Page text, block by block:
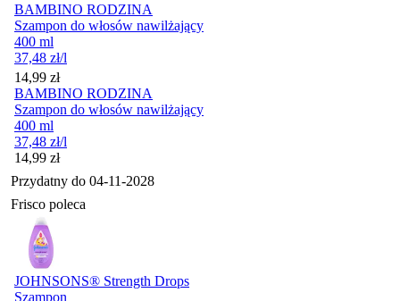
BAMBINO RODZINA
Szampon do włosów nawilżający
400 ml
37,48 zł/l
Cena
14,99 zł
BAMBINO RODZINA
Szampon do włosów nawilżający
400 ml
37,48 zł/l
Cena
14,99 zł
Przydatny do 04-11-2028
Frisco poleca
JOHNSONS® Strength Drops
Szampon